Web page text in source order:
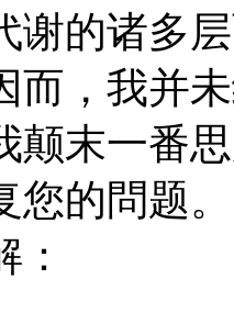
谢的诸多
而，我并
颠末一番
您的問题
：